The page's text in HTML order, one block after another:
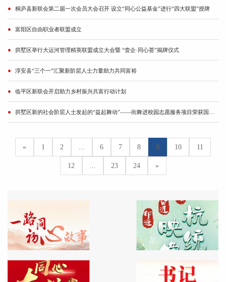
桐庐县新联会第二届一次会员大会召开 设立“同心公益基金”进行“四大联盟”授牌
富阳区自由职业者联盟成立
拱墅区举行大运河管理精英联盟成立大会暨 “壹企·同心荟”揭牌仪式
淳安县“三个一”汇聚新阶层人士力量助力共同富裕
临平区新联会开启助力乡村振兴共富行动计划
« 1 2 ... 6 7 8 9 10 11
12 ... 23 24 »